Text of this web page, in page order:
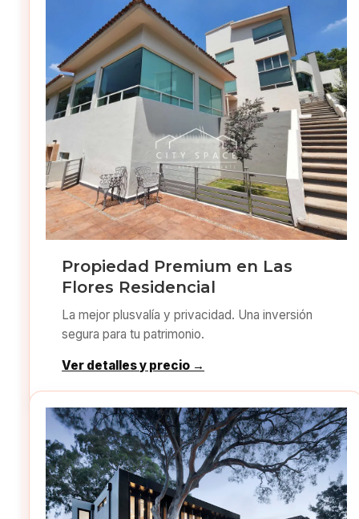
Propiedad Premium en Las
Flores Residencial
La mejor plusvalía y privacidad. Una inversión
segura para tu patrimonio.
Ver detalles y precio →